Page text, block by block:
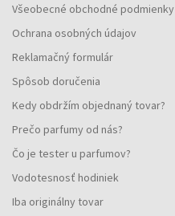
Všeobecné obchodné podmienky
Ochrana osobných údajov
Reklamačný formulár
Spôsob doručenia
Kedy obdržím objednaný tovar?
Prečo parfumy od nás?
Čo je tester u parfumov?
Vodotesnosť hodiniek
Iba originálny tovar